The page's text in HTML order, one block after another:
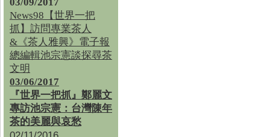
03/09/2017
News98【世界一把
抓】訪問專業茶人
&《茶人雅興》電子報
總編輯池宗憲談探尋茶
文明
03/06/2017
『世界一把抓』鄭麗文
專訪池宗憲：台灣陳年
茶的美麗與哀愁